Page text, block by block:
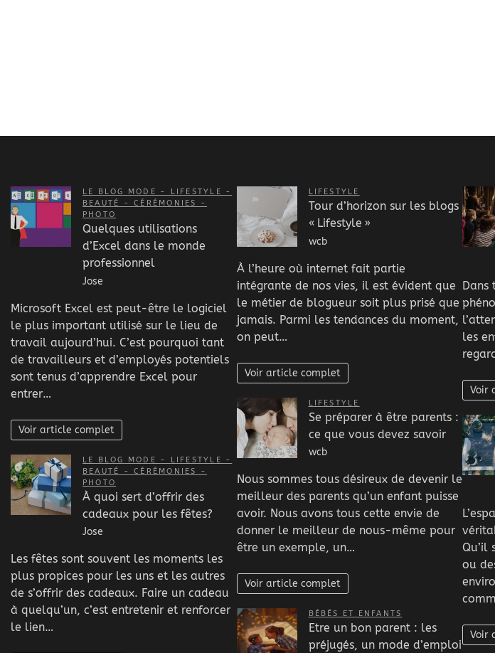
LE BLOG MODE - LIFESTYLE -
BEAUTÉ - CÉRÉMONIES -
PHOTO
Quelques utilisations
d’Excel dans le monde
professionnel
Jose
Microsoft Excel est peut-être le logiciel
le plus important utilisé sur le lieu de
travail aujourd’hui. C’est pourquoi tant
de travailleurs et d’employés potentiels
sont tenus d’apprendre Excel pour
entrer…
Voir article complet
LE BLOG MODE - LIFESTYLE -
BEAUTÉ - CÉRÉMONIES -
PHOTO
À quoi sert d’offrir des
cadeaux pour les fêtes?
Jose
Les fêtes sont souvent les moments les
plus propices pour les uns et les autres
de s’offrir des cadeaux. Faire un cadeau
à quelqu’un, c’est entretenir et renforcer
le lien…
LIFESTYLE
Tour d’horizon sur les blogs
« Lifestyle »
wcb
À l’heure où internet fait partie
intégrante de nos vies, il est évident que
le métier de blogueur soit plus prisé que
jamais. Parmi les tendances du moment,
on peut…
Voir article complet
LIFESTYLE
Se préparer à être parents :
ce que vous devez savoir
wcb
Nous sommes tous désireux de devenir le
meilleur des parents qu’un enfant puisse
avoir. Nous avons tous cette envie de
donner le meilleur de nous-même pour
être un exemple, un…
Voir article complet
BÉBÉS ET ENFANTS
Etre un bon parent : les
préjugés, un mode d’emploi
Dans
les
Voir
Qu’il
ou
Voir